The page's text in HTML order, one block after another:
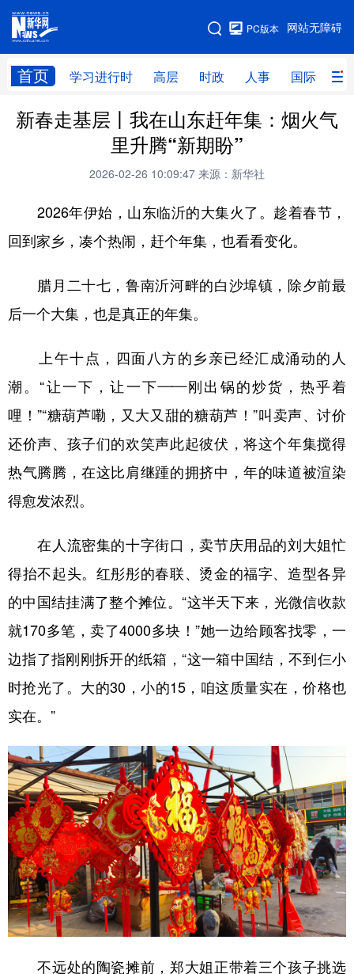
网站无障碍
PC版本
首页 学习进行时 高层 时政 人事 国际 财
网站地图
学习进行时 高层 时政 人事
财经 网评
科技 科创 量子 体育
文化 书画 健康
访谈 视频 图片 政务
法律 中央文件
食品 人居 信息化 数字经济
学术中国 乡村振兴 银龄 溯源中国
城市 旅游 能源 会展
彩票 娱乐 时尚 悦读
地方频道
北京 天津 河北 山西
浙江 福建 江西
山东
广东 广西 海南 重庆
四川 贵州 云南 西藏
陕西 甘肃 青海 宁夏
新疆 内蒙古 黑龙江
多语种频道
English Español Français عربى
新春走基层丨我在山东赶年集：烟火气
里升腾“新期盼”
2026-02-26 10:09:47 来源：新华社
2026年伊始，山东临沂的大集火了。趁着春节，
回到家乡，凑个热闹，赶个年集，也看看变化。
腊月二十七，鲁南沂河畔的白沙埠镇，除夕前最
后一个大集，也是真正的年集。
上午十点，四面八方的乡亲已经汇成涌动的人
潮。“让一下，让一下——刚出锅的炒货，热乎着
哩！”“糖葫芦嘞，又大又甜的糖葫芦！”叫卖声、讨价
还价声、孩子们的欢笑声此起彼伏，将这个年集搅得
热气腾腾，在这比肩继踵的拥挤中，年的味道被渲染
得愈发浓烈。
在人流密集的十字街口，卖节庆用品的刘大姐忙
得抬不起头。红彤彤的春联、烫金的福字、造型各异
的中国结挂满了整个摊位。“这半天下来，光微信收款
就170多笔，卖了4000多块！”她一边给顾客找零，一
边指了指刚刚拆开的纸箱，“这一箱中国结，不到仨小
时抢光了。大的30，小的15，咱这质量实在，价格也
实在。”
不远处的陶瓷摊前，郑大姐正带着三个孩子挑选